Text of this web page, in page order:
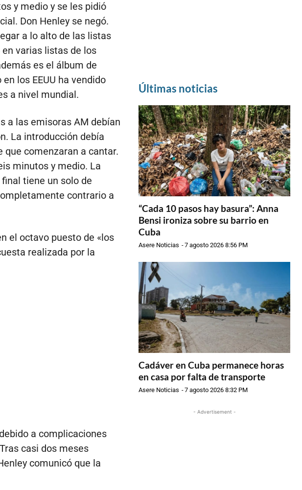
y medio y se les pidió
Don Henley se negó.
a lo alto de las listas
varias listas de los
es el álbum de
los EEUU ha vendido
a nivel mundial.
a las emisoras AM debían
La introducción debía
comenzaran a cantar.
minutos y medio. La
tiene un solo de
contrario a
el octavo puesto de «los
realizada por la
a complicaciones
casi dos meses
comunicó que la
Últimas noticias
“Cada 10 pasos hay basura”: Anna
Bensi ironiza sobre su barrio en
Cuba
Asere Noticias -7 agosto 2026 8:56 PM
Cadáver en Cuba permanece horas
en casa por falta de transporte
Asere Noticias -7 agosto 2026 8:32 PM
- Advertisement -